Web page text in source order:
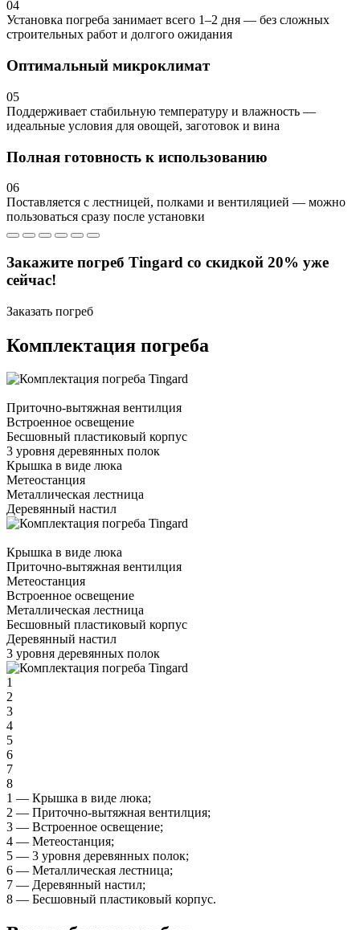
04
Установка погреба занимает всего 1–2 дня — без сложных
строительных работ и долгого ожидания
Оптимальный микроклимат
05
Поддерживает стабильную температуру и влажность —
идеальные условия для овощей, заготовок и вина
Полная готовность к использованию
06
Поставляется с лестницей, полками и вентиляцией — можно
пользоваться сразу после установки
Закажите погреб Tingard со скидкой 20% уже
сейчас!
Заказать погреб
Комплектация погреба
Приточно-вытяжная вентилция
Встроенное освещение
Бесшовный пластиковый корпус
3 уровня деревянных полок
Крышка в виде люка
Метеостанция
Металлическая лестница
Деревянный настил
Крышка в виде люка
Приточно-вытяжная вентилция
Метеостанция
Встроенное освещение
Металлическая лестница
Бесшовный пластиковый корпус
Деревянный настил
3 уровня деревянных полок
1
2
3
4
5
6
7
8
1 — Крышка в виде люка;
2 — Приточно-вытяжная вентилция;
3 — Встроенное освещение;
4 — Метеостанция;
5 — 3 уровня деревянных полок;
6 — Металлическая лестница;
7 — Деревянный настил;
8 — Бесшовный пластиковый корпус.